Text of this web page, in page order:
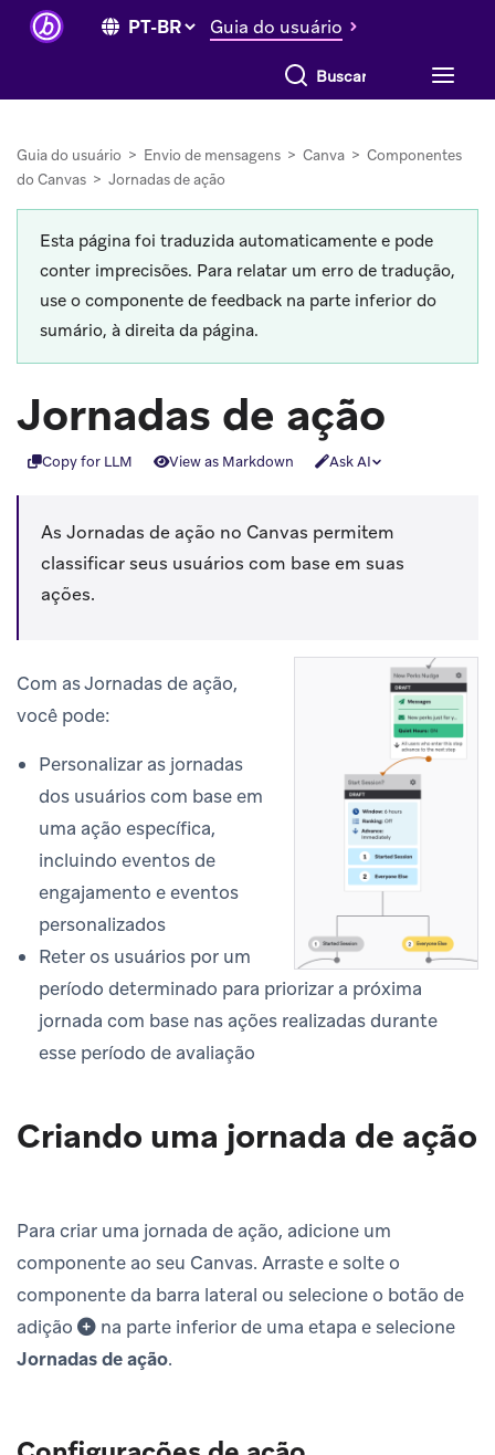
Guia do usuário
Buscar tudo
Guia do usuário > Envio de mensagens > Canva > Componentes
do Canvas > Jornadas de ação
Esta página foi traduzida automaticamente e pode
conter imprecisões. Para relatar um erro de tradução,
use o componente de feedback na parte inferior do
sumário, à direita da página.
Jornadas de ação
Copy for LLM View as Markdown Ask AI
As Jornadas de ação no Canvas permitem
classificar seus usuários com base em suas
ações.
Com as Jornadas de ação,
você pode:
Personalizar as jornadas
dos usuários com base em
uma ação específica,
incluindo eventos de
engajamento e eventos
personalizados
Reter os usuários por um
período determinado para priorizar a próxima
jornada com base nas ações realizadas durante
esse período de avaliação
Criando uma jornada de ação
Para criar uma jornada de ação, adicione um
componente ao seu Canvas. Arraste e solte o
componente da barra lateral ou selecione o botão de
adição
na parte inferior de uma etapa e selecione
Jornadas de ação.